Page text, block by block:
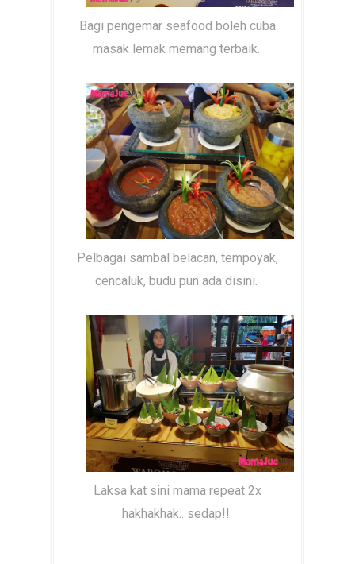
Bagi pengemar seafood boleh cuba
masak lemak memang terbaik.
Pelbagai sambal belacan, tempoyak,
cencaluk, budu pun ada disini.
Laksa kat sini mama repeat 2x
hakhakhak.. sedap!!